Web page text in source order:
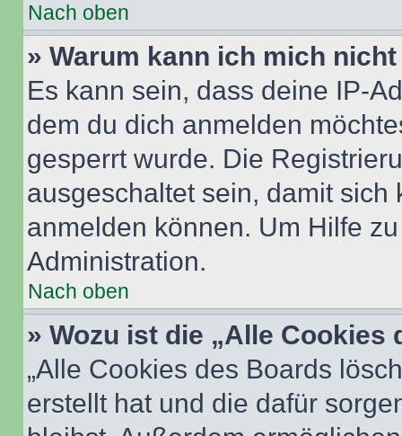
Nach oben
» Warum kann ich mich
Es kann sein, dass deine IP-
dem du dich anmelden
gesperrt wurde. Die
ausgeschaltet sein, damit
anmelden können. Um Hilfe
Administration.
Nach oben
» Wozu ist die „Alle
„Alle Cookies des Boards
erstellt hat und die dafür